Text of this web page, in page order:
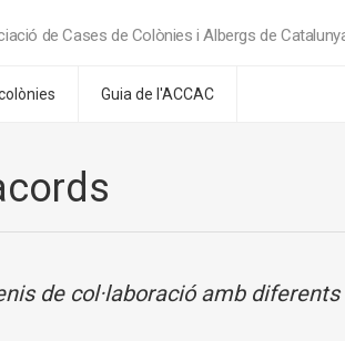
de Cases de Colònies i Albergs de
Guia de l'ACCAC
de col·laboració amb